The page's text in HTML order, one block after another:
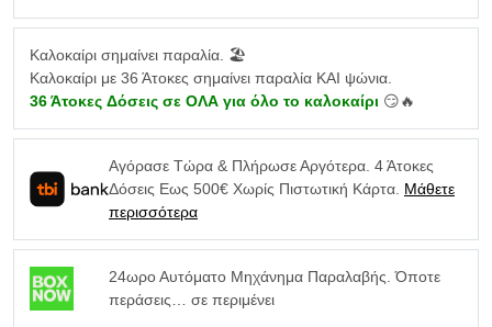
Καλοκαίρι σημαίνει παραλία. 🏖️
Καλοκαίρι με 36 Άτοκες σημαίνει παραλία ΚΑΙ ψώνια.
36 Άτοκες Δόσεις σε ΟΛΑ για όλο το καλοκαίρι 😏🔥
Αγόρασε Τώρα & Πλήρωσε Αργότερα. 4 Άτοκες
Δόσεις Εως 500€ Χωρίς Πιστωτική Κάρτα. Μάθετε
περισσότερα
24ωρο Αυτόματο Μηχάνημα Παραλαβής. Όποτε
περάσεις… σε περιμένει